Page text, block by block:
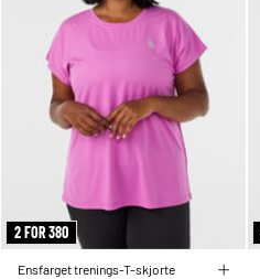
2 FOR 380
Ensfarget trenings-T-skjorte